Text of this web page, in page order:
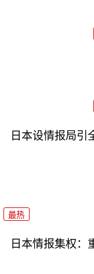
日本设情报局引
最热
日本情报集权：